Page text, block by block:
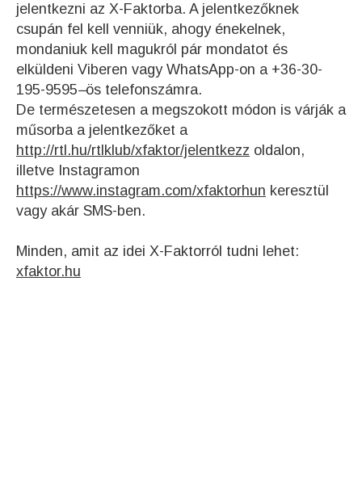
jelentkezni az X-Faktorba. A jelentkezőknek
csupán fel kell venniük, ahogy énekelnek,
mondaniuk kell magukról pár mondatot és
elküldeni Viberen vagy WhatsApp-on a +36-30-
195-9595–ös telefonszámra.
De természetesen a megszokott módon is várják a
műsorba a jelentkezőket a
http://rtl.hu/rtlklub/xfaktor/jelentkezz oldalon,
illetve Instagramon
https://www.instagram.com/xfaktorhun keresztül
vagy akár SMS-ben.
Minden, amit az idei X-Faktorról tudni lehet:
xfaktor.hu